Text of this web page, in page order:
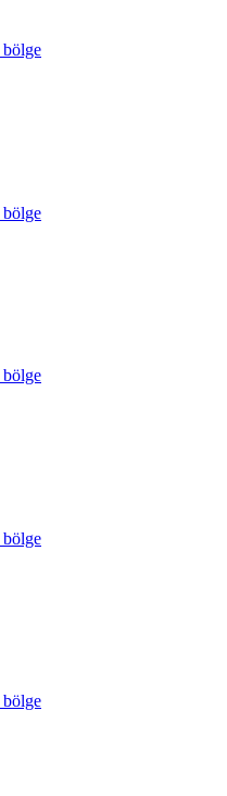
bölge
bölge
bölge
bölge
bölge